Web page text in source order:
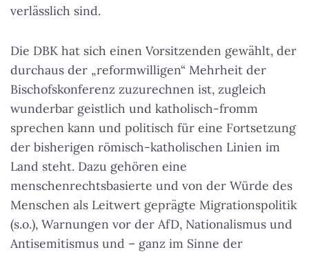
verlässlich sind.
Die DBK hat sich einen Vorsitzenden gewählt, der
durchaus der „reformwilligen“ Mehrheit der
Bischofskonferenz zuzurechnen ist, zugleich
wunderbar geistlich und katholisch-fromm
sprechen kann und politisch für eine Fortsetzung
der bisherigen römisch-katholischen Linien im
Land steht. Dazu gehören eine
menschenrechtsbasierte und von der Würde des
Menschen als Leitwert geprägte Migrationspolitik
(s.o.), Warnungen vor der AfD, Nationalismus und
Antisemitismus und – ganz im Sinne der